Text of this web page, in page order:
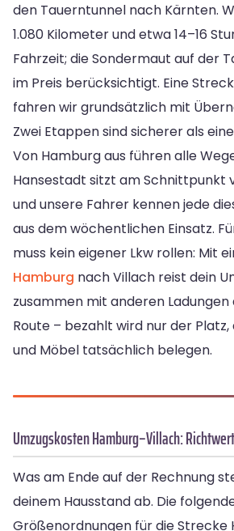
den Tauerntunnel nach Kärnten.
1.080 Kilometer und etwa 14–16
Fahrzeit; die Sondermaut auf der
im Preis berücksichtigt. Eine
fahren wir grundsätzlich mit
Zwei Etappen sind sicherer als
Von Hamburg aus führen alle
Hansestadt sitzt am Schnittpunkt
und unsere Fahrer kennen jede
aus dem wöchentlichen Einsatz.
muss kein eigener Lkw rollen: Mit
Hamburg nach Villach reist dein
zusammen mit anderen
Route – bezahlt wird nur der Platz,
und Möbel tatsächlich belegen.
Umzugskosten Hamburg–Villach:
Was am Ende auf der Rechnung
deinem Hausstand ab. Die
Größenordnungen für die Strecke